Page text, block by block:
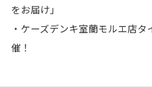
をお届け」
・ケーズデンキ室蘭モルエ店
催！